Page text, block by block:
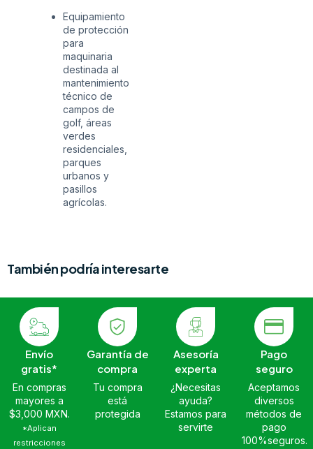
Equipamiento
de protección
para
maquinaria
destinada al
mantenimiento
técnico de
campos de
golf, áreas
verdes
residenciales,
parques
urbanos y
pasillos
agrícolas.
También podría interesarte
Envío
gratis*
En compras
mayores a
$3,000 MXN.
*Aplican
restricciones
Garantía de
compra
Tu compra
está
protegida
Asesoría
experta
¿Necesitas
ayuda?
Estamos para
servirte
Pago
seguro
Aceptamos
diversos
métodos de
pago
100%seguros.